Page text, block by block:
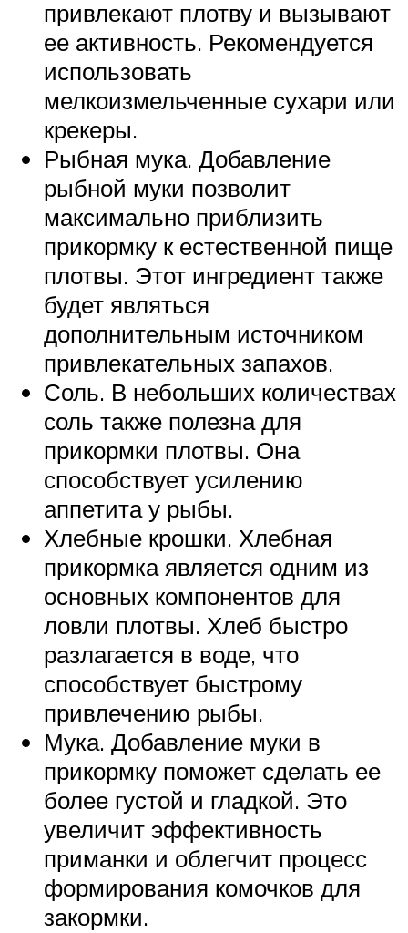
привлекают плотву и вызывают
ее активность. Рекомендуется
использовать
мелкоизмельченные сухари или
крекеры.
Рыбная мука. Добавление
рыбной муки позволит
максимально приблизить
прикормку к естественной пище
плотвы. Этот ингредиент также
будет являться
дополнительным источником
привлекательных запахов.
Соль. В небольших количествах
соль также полезна для
прикормки плотвы. Она
способствует усилению
аппетита у рыбы.
Хлебные крошки. Хлебная
прикормка является одним из
основных компонентов для
ловли плотвы. Хлеб быстро
разлагается в воде, что
способствует быстрому
привлечению рыбы.
Мука. Добавление муки в
прикормку поможет сделать ее
более густой и гладкой. Это
увеличит эффективность
приманки и облегчит процесс
формирования комочков для
закормки.